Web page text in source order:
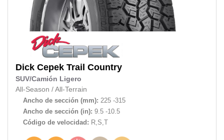
Dick Cepek Trail Country
SUV/Camión Ligero
All-Season / All-Terrain
Ancho de sección (mm): 225 -315
Ancho de sección (in): 9.5 -10.5
Código de velocidad: R,S,T